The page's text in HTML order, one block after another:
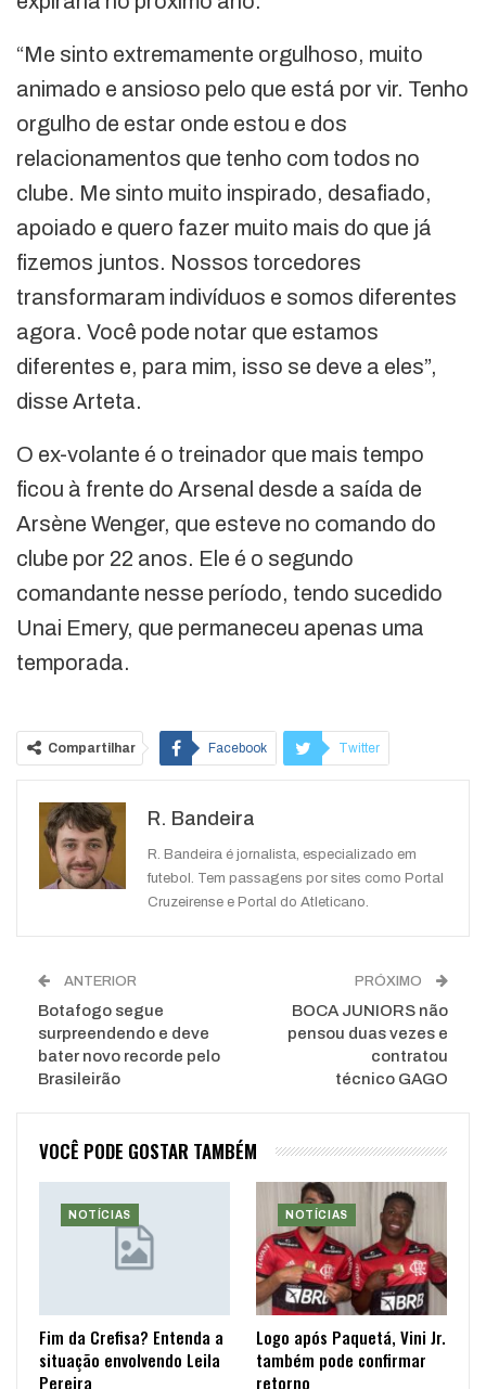
“Me sinto extremamente orgulhoso, muito
animado e ansioso pelo que está por vir. Tenho
orgulho de estar onde estou e dos
relacionamentos que tenho com todos no
clube. Me sinto muito inspirado, desafiado,
apoiado e quero fazer muito mais do que já
fizemos juntos. Nossos torcedores
transformaram indivíduos e somos diferentes
agora. Você pode notar que estamos
diferentes e, para mim, isso se deve a eles”,
disse Arteta.
O ex-volante é o treinador que mais tempo
ficou à frente do Arsenal desde a saída de
Arsène Wenger, que esteve no comando do
clube por 22 anos. Ele é o segundo
comandante nesse período, tendo sucedido
Unai Emery, que permaneceu apenas uma
temporada.
Compartilhar Facebook Twitter
WhatsApp
R. Bandeira
R. Bandeira é jornalista, especializado em
futebol. Tem passagens por sites como Portal
Cruzeirense e Portal do Atleticano.
ANTERIOR
Botafogo segue
surpreendendo e deve
bater novo recorde pelo
Brasileirão
PRÓXIMO
BOCA JUNIORS não
pensou duas vezes e
contratou
técnico GAGO
VOCÊ PODE GOSTAR TAMBÉM
NOTÍCIAS
Fim da Crefisa? Entenda a
situação envolvendo Leila
Pereira
NOTÍCIAS
Logo após Paquetá, Vini Jr.
também pode confirmar
retorno